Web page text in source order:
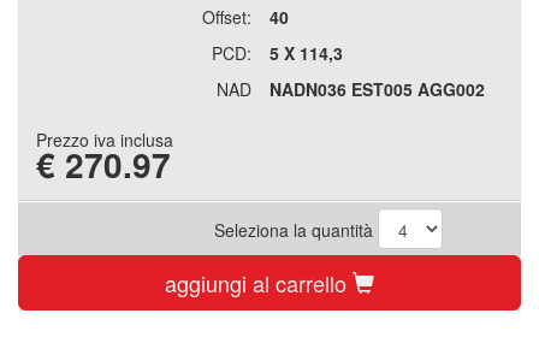
Offset:
40
PCD:
5 X 114,3
NAD
NADN036 EST005 AGG002
Prezzo iva inclusa
€ 270.97
Seleziona la quantità
aggiungi al carrello